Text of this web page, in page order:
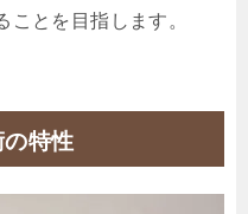
とを目指します。
特性